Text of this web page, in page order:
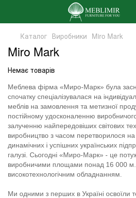
Каталог Виробники Miro Mark
Меблева фірма «Миро-Марк» була
спочатку спеціалізувалася на
меблів на замовлення та метизної
постійному удосконаленню
залученню найпередовіших світових
виробництво з часом перетворилося
динамічних і успішних українських
галузі. Сьогодні «Миро-Марк» - це
виробничими площами понад 16 000
високотехнологічним обладнанням.
Ми одними з перших в Україні освоїли
Miro Mark
Немає товарів